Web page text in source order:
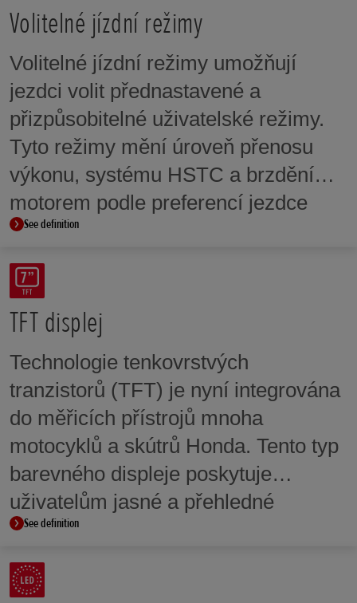
rozsahu otáček a dodávat řízený a
progresivní točivý moment.
Umožňuje také jezdci používat
asistenční systémy, jako jsou
volitelné jízdní režimy, systém
kontroly trakce Honda (HSTC),
zmírnění zvedání předního kola
a volitelné úrovně výkonu a brzdění
motorem.
Volitelné jízdní režimy
Volitelné jízdní režimy umožňují
jezdci volit přednastavené a
přizpůsobitelné uživatelské režimy.
Tyto režimy mění úroveň přenosu
výkonu, systému HSTC a brzdění
motorem podle preferencí jezdce
nebo jízdních podmínek.
See definition
TFT displej
Technologie tenkovrstvých
tranzistorů (TFT) je nyní integrována
do měřicích přístrojů mnoha
motocyklů a skútrů Honda. Tento typ
barevného displeje poskytuje
uživatelům jasné a přehledné
informace a u některých modelů je
vybaven i dotykovým ovládáním.
See definition